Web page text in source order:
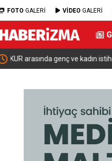
FOTO GALERİ VİDEO GALERİ
Bakan Şimşek: “Batman’da